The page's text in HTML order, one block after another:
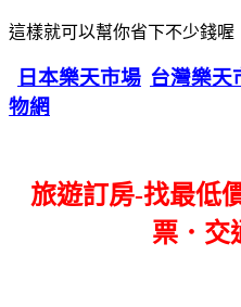
這樣就可以幫你省下不少錢喔
日本樂天市場 台灣樂天
物網
旅遊訂房-找最低
票．交